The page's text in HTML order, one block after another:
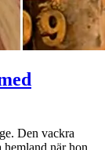
Den vackra